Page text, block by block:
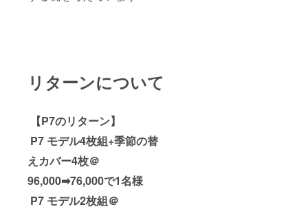
リターンについて
【P7のリターン】
P7 モデル4枚組+季節の替
えカバー4枚＠
96,000➡76,000で1名様
P7 モデル2枚組＠